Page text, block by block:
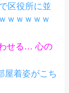
区役所に並
ｗｗｗｗｗ
せる… 心の
屋着姿がこち